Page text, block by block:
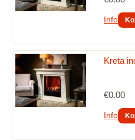
Onderdelen voor de
een Optimyst (waterdamp)
haardscherm of onderdelen
SHOWROOMMODELLEN
Hout vrijstaande kachels
Info
Kreta
€0.00
Info